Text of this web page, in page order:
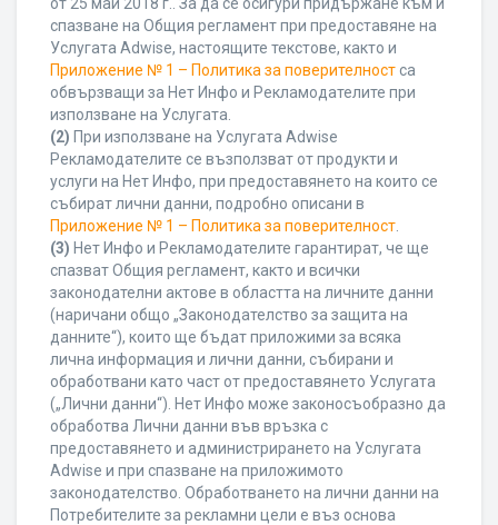
спазване на Общия регламент при предоставяне на
Услугата Adwise, настоящите текстове, както и
Приложение № 1 – Политика за поверителностса
обвързващи за Нет Инфо и Рекламодателите при
използване на Услугата.
(2) При използване на Услугата Adwise
Рекламодателите се възползват от продукти и
услуги на Нет Инфо, при предоставянето на които се
събират лични данни, подробно описани в
Приложение № 1 – Политика за поверителност
(3) Нет Инфо и Рекламодателите гарантират, че ще
спазват Общия регламент, както и всички
законодателни актове в областта на личните данни
(наричани общо „Законодателство за защита на
данните“), които ще бъдат приложими за всяка
лична информация и лични данни, събирани и
обработвани като част от предоставянето Услугата
(„Лични данни“). Нет Инфо може законосъобразно да
обработва Лични данни във връзка с
предоставянето и администрирането на Услугата
Adwise и при спазване на приложимото
законодателство. Обработването на лични данни на
Потребителите за рекламни цели е въз основа